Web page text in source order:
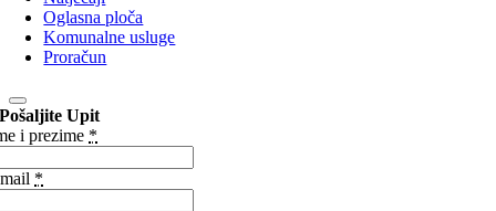
Oglasna ploča
Komunalne usluge
Proračun
Pošaljite Upit
i prezime *
*